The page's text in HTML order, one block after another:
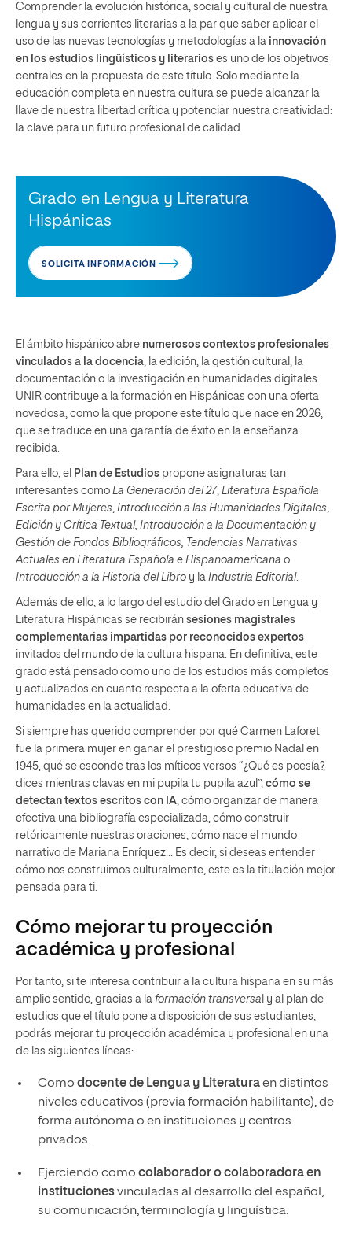
Comprender la evolución histórica, social y cultural de nuestra
lengua y sus corrientes literarias a la par que saber aplicar el
uso de las nuevas tecnologías y metodologías a la innovación
en los estudios lingüísticos y literarios es uno de los objetivos
centrales en la propuesta de este título. Solo mediante la
educación completa en nuestra cultura se puede alcanzar la
llave de nuestra libertad crítica y potenciar nuestra creatividad:
la clave para un futuro profesional de calidad.
Grado en Lengua y Literatura
Hispánicas
SOLICITA INFORMACIÓN
El ámbito hispánico abre numerosos contextos profesionales
vinculados a la docencia , la edición, la gestión cultural, la
documentación o la investigación en humanidades digitales.
UNIR contribuye a la formación en Hispánicas con una oferta
novedosa, como la que propone este título que nace en 2026,
que se traduce en una garantía de éxito en la enseñanza
recibida.
Para ello, el Plan de Estudios propone asignaturas tan
interesantes como La Generación del 27, Literatura Española
Escrita por Mujeres Introducción a las Humanidades Digitales
Edición y Crítica Textual, Introducción a la Documentación y
Gestión de Fondos Bibliográficos, Tendencias Narrativas
Actuales en Literatura Española e Hispanoamericana o
Introducción a la Historia del Libro y la Industria Editorial.
Además de ello, a lo largo del estudio del Grado en Lengua y
Literatura Hispánicas se recibirán sesiones magistrales
complementarias impartidas por reconocidos expertos
invitados del mundo de la cultura hispana. En definitiva, este
grado está pensado como uno de los estudios más completos
y actualizados en cuanto respecta a la oferta educativa de
humanidades en la actualidad.
Si siempre has querido comprender por qué Carmen Laforet
fue la primera mujer en ganar el prestigioso premio Nadal en
1945, qué se esconde tras los míticos versos “¿Qué es poesía?,
dices mientras clavas en mi pupila tu pupila azul”, cómo se
detectan textos escritos con IA , cómo organizar de manera
efectiva una bibliografía especializada, cómo construir
retóricamente nuestras oraciones, cómo nace el mundo
narrativo de Mariana Enríquez… Es decir, si deseas entender
cómo nos construimos culturalmente, este es la titulación mejor
pensada para ti.
Cómo mejorar tu proyección
académica y profesional
Por tanto, si te interesa contribuir a la cultura hispana en su más
amplio sentido, gracias a la formación transversa l y al plan de
estudios que el título pone a disposición de sus estudiantes,
podrás mejorar tu proyección académica y profesional en una
de las siguientes líneas:
Como docente de Lengua y Literaturaen distintos
niveles educativos (previa formación habilitante), de
forma autónoma o en instituciones y centros
privados.
Ejerciendo como colaborador o colaboradora en
institucionesvinculadas al desarrollo del español,
su comunicación, terminología y lingüística.